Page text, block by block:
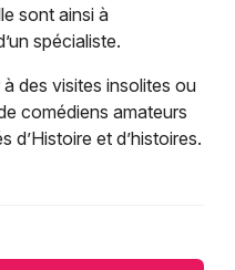
sont ainsi à
spécialiste.
des visites insolites ou
comédiens amateurs
d’Histoire et d’histoires.